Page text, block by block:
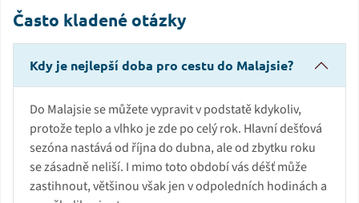
Často kladené otázky
Kdy je nejlepší doba pro cestu do Malajsie?
Do Malajsie se můžete vypravit v podstatě kdykoliv,
protože teplo a vlhko je zde po celý rok. Hlavní dešťová
sezóna nastává od října do dubna, ale od zbytku roku
se zásadně neliší. I mimo toto období vás déšť může
zastihnout, většinou však jen v odpoledních hodinách a